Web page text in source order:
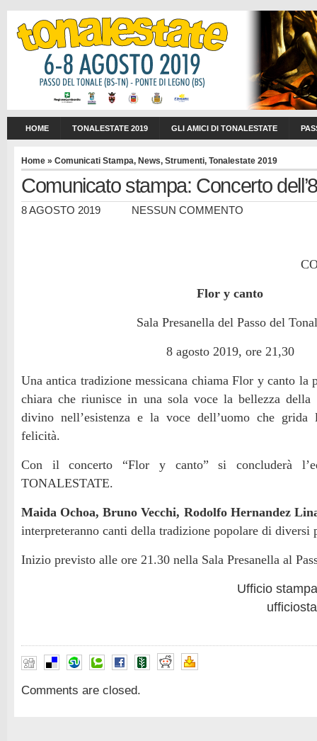
HOME TONALESTATE 2019 GLI AMICI DI TONALESTATE
Home » Comunicati Stampa, News, Strumenti, Tonalestate 2019
Comunicato stampa: Concerto
8 AGOSTO 2019 NESSUN COMMENTO
Flor y canto
Sala Presanella del Passo del
8 agosto 2019, ore 21,30
Una antica tradizione messicana chiama Flor y canto la
chiara che riunisce in una sola voce la bellezza della
divino nell’esistenza e la voce dell’uomo che
felicità.
Con il concerto “Flor y canto” si concluderà
TONALESTATE.
Maida Ochoa, Bruno Vecchi, Rodolfo Hernandez
interpreteranno canti della tradizione popolare di diversi
Inizio previsto alle ore 21.30 nella Sala Presanella al
Ufficio
Comments are closed.